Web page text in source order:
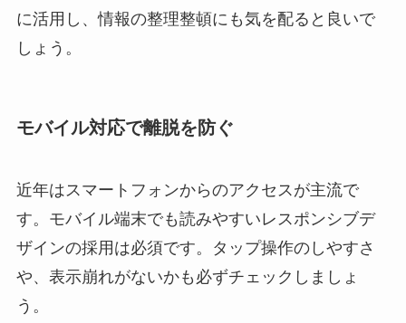
に活用し、情報の整理整頓にも気を配ると良いで
しょう。
モバイル対応で離脱を防ぐ
近年はスマートフォンからのアクセスが主流で
す。モバイル端末でも読みやすいレスポンシブデ
ザインの採用は必須です。タップ操作のしやすさ
や、表示崩れがないかも必ずチェックしましょ
う。